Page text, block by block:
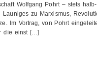
Wolfgang Pohrt – stets
zu Marxismus,
Im Vortrag, von Pohrt
die einst […]